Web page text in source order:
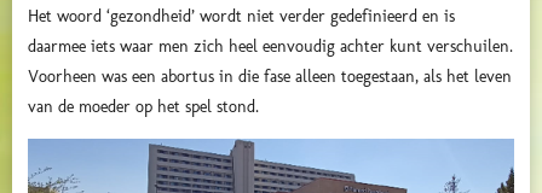
Het woord ‘gezondheid’ wordt niet verder gedefinieerd en is
daarmee iets waar men zich heel eenvoudig achter kunt verschuilen.
Voorheen was een abortus in die fase alleen toegestaan, als het leven
van de moeder op het spel stond.